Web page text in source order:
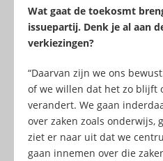
Wat gaat de toekosmt
issuepartij. Denk je al aan
verkiezingen?
“Daarvan zijn we ons
of we willen dat het zo blijft
verandert. We gaan
over zaken zoals onderwijs,
ziet er naar uit dat we
gaan innemen over die